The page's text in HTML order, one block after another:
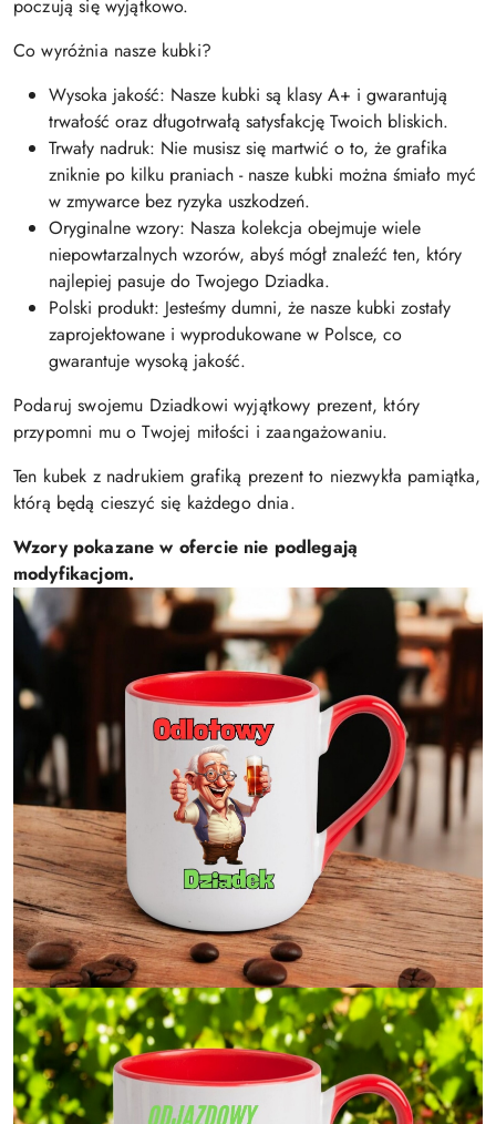
poczują się wyjątkowo.
Co wyróżnia nasze kubki?
Wysoka jakość: Nasze kubki są klasy A+ i gwarantują
trwałość oraz długotrwałą satysfakcję Twoich bliskich.
Trwały nadruk: Nie musisz się martwić o to, że grafika
zniknie po kilku praniach - nasze kubki można śmiało myć
w zmywarce bez ryzyka uszkodzeń.
Oryginalne wzory: Nasza kolekcja obejmuje wiele
niepowtarzalnych wzorów, abyś mógł znaleźć ten, który
najlepiej pasuje do Twojego Dziadka.
Polski produkt: Jesteśmy dumni, że nasze kubki zostały
zaprojektowane i wyprodukowane w Polsce, co
gwarantuje wysoką jakość.
Podaruj swojemu Dziadkowi wyjątkowy prezent, który
przypomni mu o Twojej miłości i zaangażowaniu.
Ten kubek z nadrukiem grafiką prezent to niezwykła pamiątka,
którą będą cieszyć się każdego dnia.
Wzory pokazane w ofercie nie podlegają
modyfikacjom.